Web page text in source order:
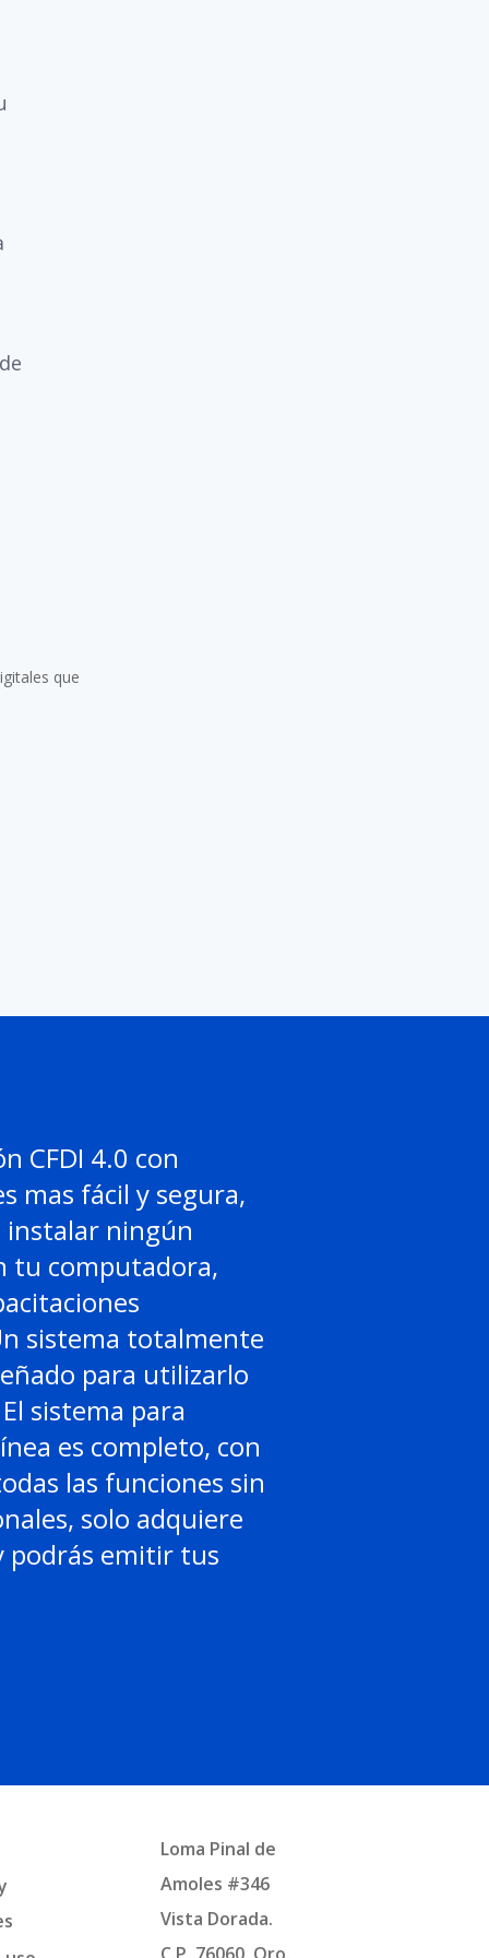
que
CFDI 4.0 con
mas fácil y segura,
instalar ningún
tu computadora,
sistema totalmente
para utilizarlo
sistema para
es completo, con
las funciones sin
solo adquiere
podrás emitir tus
Loma Pinal de
Amoles #346
Vista Dorada.